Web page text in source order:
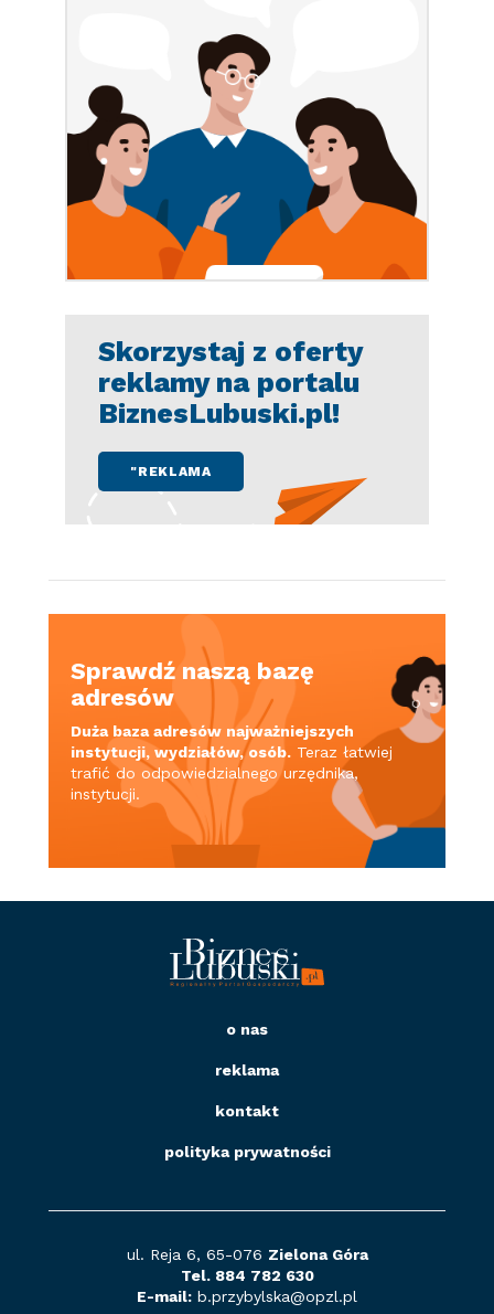
Skorzystaj z oferty
reklamy na portalu
BiznesLubuski.pl!
"REKLAMA
Sprawdź naszą bazę
adresów
Duża baza adresów najważniejszych
instytucji, wydziałów, osób. Teraz łatwiej
trafić do odpowiedzialnego urzędnika,
instytucji.
o nas
reklama
kontakt
polityka prywatności
ul. Reja 6, 65-076 Zielona Góra
Tel. 884 782 630
E-mail: b.przybylska@opzl.pl